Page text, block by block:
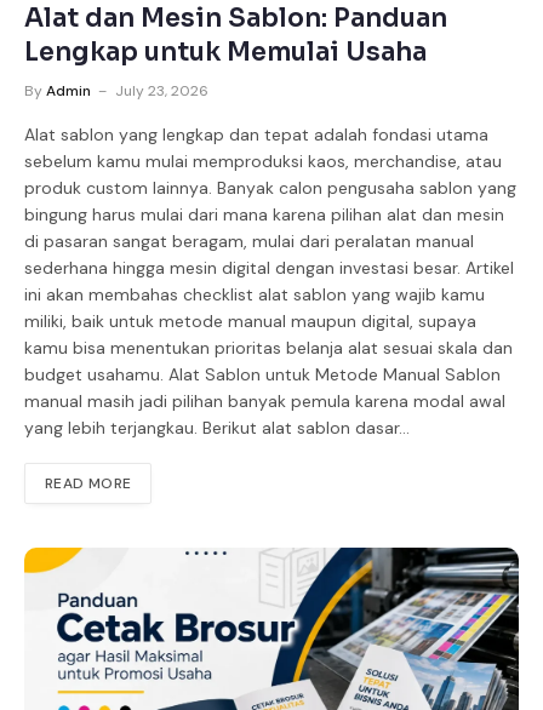
Alat dan Mesin Sablon: Panduan
Lengkap untuk Memulai Usaha
ByAdmin July 23, 2026
Alat sablon yang lengkap dan tepat adalah fondasi utama
sebelum kamu mulai memproduksi kaos, merchandise, atau
produk custom lainnya. Banyak calon pengusaha sablon yang
bingung harus mulai dari mana karena pilihan alat dan mesin
di pasaran sangat beragam, mulai dari peralatan manual
sederhana hingga mesin digital dengan investasi besar. Artikel
ini akan membahas checklist alat sablon yang wajib kamu
miliki, baik untuk metode manual maupun digital, supaya
kamu bisa menentukan prioritas belanja alat sesuai skala dan
budget usahamu. Alat Sablon untuk Metode Manual Sablon
manual masih jadi pilihan banyak pemula karena modal awal
yang lebih terjangkau. Berikut alat sablon dasar…
READ MORE